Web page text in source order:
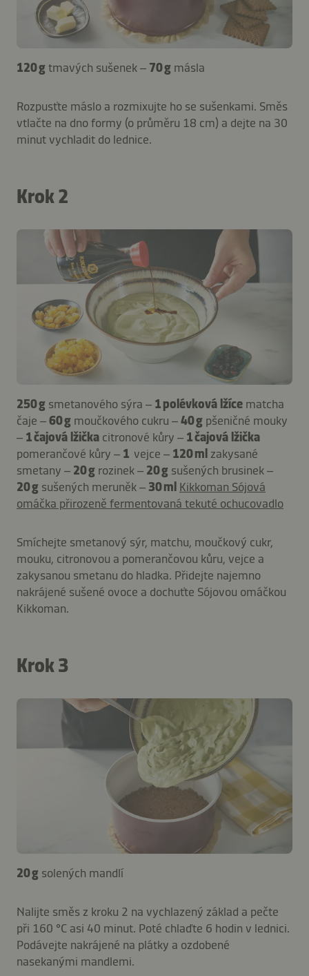
120 gtmavých sušenek – 70 g másla
Rozpusťte máslo a rozmixujte ho se sušenkami. Směs
vtlačte na dno formy (o průměru 18 cm) a dejte na 30
minut vychladit do lednice.
Krok 2
250 g smetanového sýra – 1 polévková lžíce matcha
čaje –60 g moučkového cukru –40 g pšeničné mouky
– 1 čajová lžička citronové kůry – 1 čajová lžička
pomerančové kůry – 1 vejce – 120 ml zakysané
smetany – 20 g rozinek – 20 g sušených brusinek –
20 g sušených meruněk – 30 ml Kikkoman Sójová
omáčka přirozeně fermentovaná tekuté ochucovadlo
Smíchejte smetanový sýr, matchu, moučkový cukr,
mouku, citronovou a pomerančovou kůru, vejce a
zakysanou smetanu do hladka. Přidejte najemno
nakrájené sušené ovoce a dochuťte Sójovou omáčkou
Kikkoman.
Krok 3
20 g solených mandlí
Nalijte směs z kroku 2 na vychlazený základ a pečte
při 160 °C asi 40 minut. Poté chlaďte 6 hodin v lednici.
Podávejte nakrájené na plátky a ozdobené
nasekanými mandlemi.